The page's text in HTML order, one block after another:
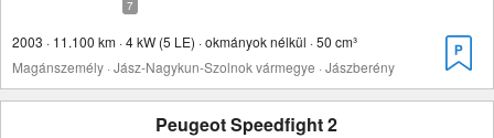
2003 · 11.100 km · 4 kW (5 LE) · okmányok nélkül · 50 cm³
Magánszemély · Jász-Nagykun-Szolnok vármegye · Jászberény
Peugeot Speedfight 2